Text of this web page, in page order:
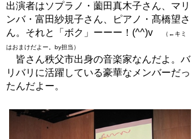
出演者はソプラノ・薗田真木子さん、マリ
ンバ・富田紗規子さん、ピアノ・髙橋望さ
ん。それと「ボク」ーーー！(^^)v
（←キミ
はおまけだよー。by担当）
皆さん秩父市出身の音楽家なんだよ。バ
リバリに活躍している豪華なメンバーだっ
たんだよー。